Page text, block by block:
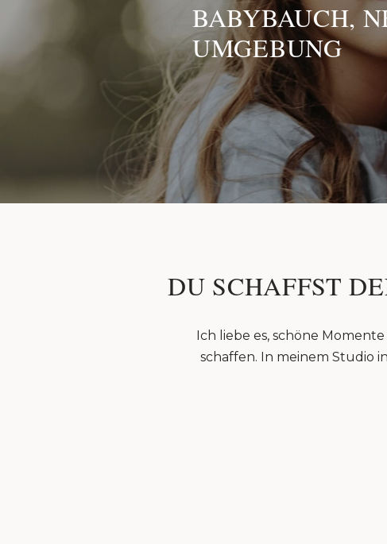
BABYBAUCH,
UMGEBUNG
DU SCHAFFST
Ich liebe es, schöne
schaffen. In meinem Studio